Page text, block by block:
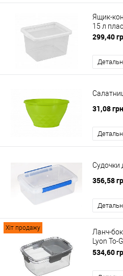
Ящик-
15 л
299,40
31,08
Судочки
356,58
Хіт продажу
Ланч-
Lyon To-
534,60